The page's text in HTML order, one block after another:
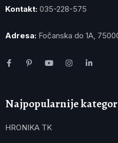
Kontakt: 035-228-575
Adresa: Fočanska do 1A,
Najpopularnije
HRONIKA TK